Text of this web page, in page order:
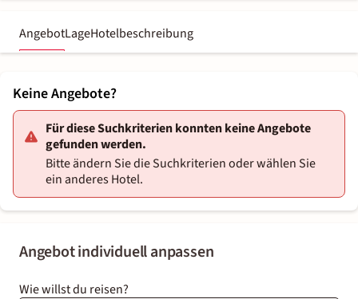
AngebotLageHotelbeschreibung
Angebot individuell anpassen
Wie willst du reisen?
Keine Angebote?
Für diese Suchkriterien konnten keine Angebote
gefunden werden.
Bitte ändern Sie die Suchkriterien oder wählen Sie
ein anderes Hotel.